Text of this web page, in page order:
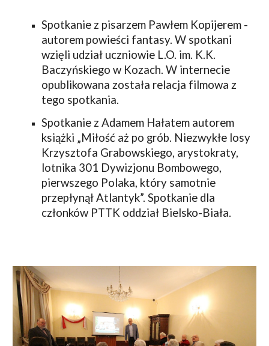
Spotkanie z pisarzem Pawłem Kopijerem -
autorem powieści fantasy. W spotkani
wzięli udział uczniowie L.O. im. K.K.
Baczyńskiego w Kozach. W internecie
opublikowana została relacja filmowa z
tego spotkania.
Spotkanie z Adamem Hałatem autorem
książki „Miłość aż po grób. Niezwykłe losy
Krzysztofa Grabowskiego, arystokraty,
lotnika 301 Dywizjonu Bombowego,
pierwszego Polaka, który samotnie
przepłynął Atlantyk”. Spotkanie dla
członków PTTK oddział Bielsko-Biała.